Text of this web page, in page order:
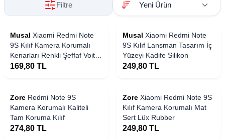
Filtre
Musal Xiaomi Redmi Note
9S Kılıf Kamera Korumalı
Kenarları Renkli Şeffaf Voit
Silikon
169,80 TL
Musal Xiaomi Redmi Note
9S Kılıf Lansman Tasarım İç
Yüzeyi Kadife Silikon
249,80 TL
Zore Redmi Note 9S
Kamera Korumalı Kaliteli
Tam Koruma Kılıf
274,80 TL
Zore Xiaomi Redmi Note 9S
Kılıf Kamera Korumalı Mat
Sert Lüx Rubber
249,80 TL